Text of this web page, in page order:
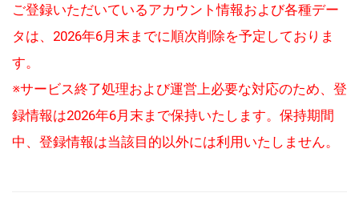
ご登録いただいているアカウント情報および各種デー
タは、2026年6月末までに順次削除を予定しておりま
す。
※サービス終了処理および運営上必要な対応のため、登
録情報は2026年6月末まで保持いたします。保持期間
中、登録情報は当該目的以外には利用いたしません。